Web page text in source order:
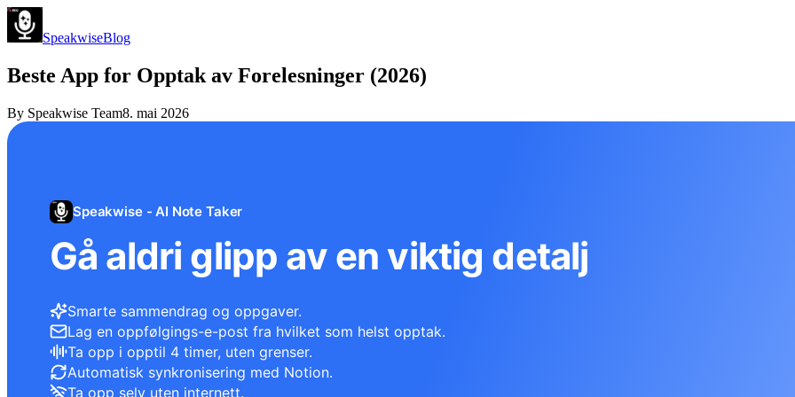
SpeakwiseBlog
Beste App for Opptak av Forelesninger (2026)
By Speakwise Team8. mai 2026
Speakwise - AI Note Taker
Gå aldri glipp av en viktig detalj
Smarte sammendrag og oppgaver.
Lag en oppfølgings-e-post fra hvilket som helst opptak.
Ta opp i opptil 4 timer, uten grenser.
Automatisk synkronisering med Notion.
Ta opp selv uten internett.